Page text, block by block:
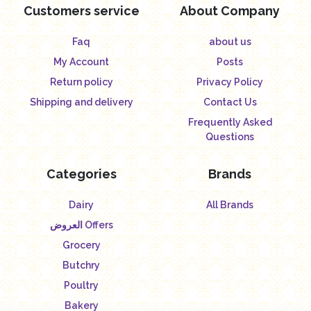
Customers service
Faq
My Account
Return policy
Shipping and delivery
About Company
about us
Posts
Privacy Policy
Contact Us
Frequently Asked
Questions
Categories
Dairy
العروض Offers
Grocery
Butchry
Poultry
Bakery
Brands
All Brands